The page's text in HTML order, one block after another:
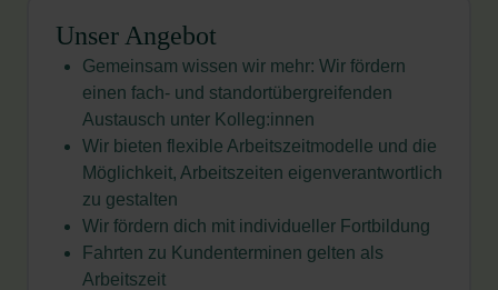
Unser Angebot
Gemeinsam wissen wir mehr: Wir fördern
einen fach- und standortübergreifenden
Austausch unter Kolleg:innen
Wir bieten flexible Arbeitszeitmodelle und die
Möglichkeit, Arbeitszeiten eigenverantwortlich
zu gestalten
Wir fördern dich mit individueller Fortbildung
Fahrten zu Kundenterminen gelten als
Arbeitszeit